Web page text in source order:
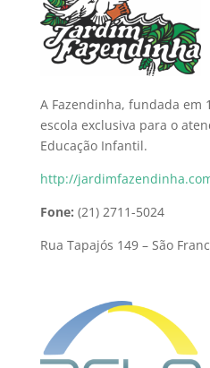
A Fazendinha, fundada em
escola exclusiva para o
Educação Infantil.
http://
Fone: (21) 2711-5024
Rua Tapajós 149 – São